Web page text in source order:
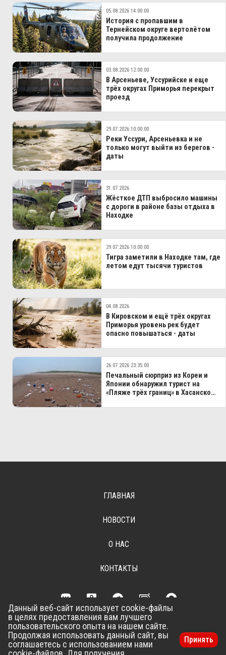
05.08.2026 14:00:00
История с пропавшим в
Тернейском округе вертолётом
получила продолжение
03.08.2026 12:00:00
В Арсеньеве, Уссурийске и еще
трёх округах Приморья перекрыт
проезд
29.07.2026 10:00:00
Реки Уссури, Арсеньевка и не
только могут выйти из берегов -
даты
31.07.2026
Жёсткое ДТП выбросило машины
с дороги в районе базы отдыха в
Находке
29.07.2026 10:00:00
Тигра заметили в Находке там, где
летом едут тысячи туристов
04.08.2026
В Кировском и ещё трёх округах
Приморья уровень рек будет
опасно повышаться - даты
26.07.2026 23:35:00
Печальный сюрприз из Кореи и
Японии обнаружил турист на
«Пляже трёх границ» в Хасанском
ГЛАВНАЯ
НОВОСТИ
О НАС
КОНТАКТЫ
Разработка сайта –Vladweb
Данный веб-сайт использует cookie-файлы
в целях предоставления вам лучшего
пользовательского опыта на нашем сайте.
Продолжая использовать данный сайт, вы
соглашаетесь с использованием нами
Принять